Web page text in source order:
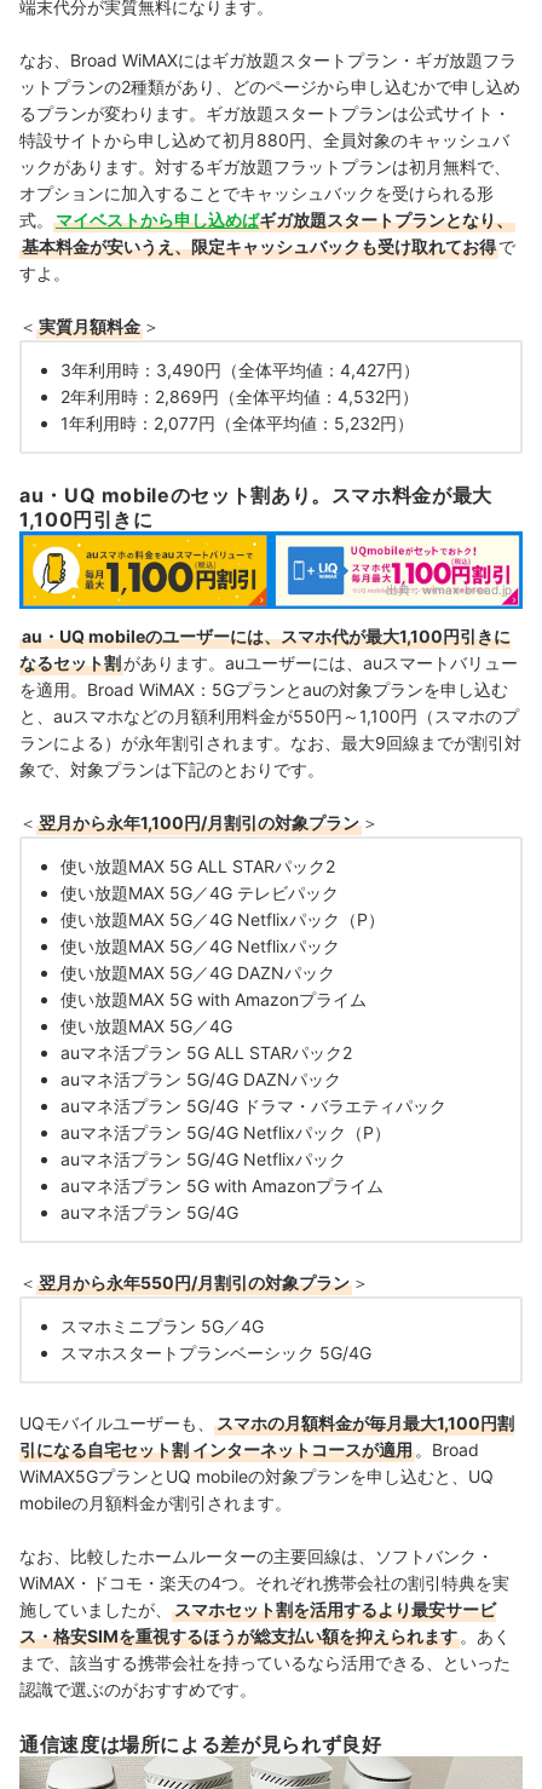
端末代分が実質無料になります。
なお、Broad WiMAXにはギガ放題スタートプラン・ギガ放題フラ
ットプランの2種類があり、どのページから申し込むかで申し込め
るプランが変わります。ギガ放題スタートプランは公式サイト・
特設サイトから申し込めて初月880円、全員対象のキャッシュバ
ックがあります。対するギガ放題フラットプランは初月無料で、
オプションに加入することでキャッシュバックを受けられる形
式。
マイベストから申し込めばギガ放題スタートプランとなり、
基本料金が安いうえ、限定キャッシュバックも受け取れてお得で
すよ。
＜ 実質月額料金 ＞
3年利用時：3,490円（全体平均値：4,427円）
2年利用時：2,869円（全体平均値：4,532円）
1年利用時：2,077円（全体平均値：5,232円）
au・UQ mobileのセット割あり。スマホ料金が最大
1,100円引きに
出典：wimax-broad.jp
au・UQ mobileのユーザーには、スマホ代が最大1,100円引きに
なるセット割があります。 auユーザーには、auスマートバリュー
を適用。Broad WiMAX：5Gプランとauの対象プランを申し込む
と、auスマホなどの月額利用料金が550円～1,100円（スマホのプ
ランによる）が永年割引されます。なお、 最大9回線までが割引対
象で、 対象プランは下記のとおりです。
＜ 翌月から永年1,100円/月割引の対象プラン ＞
使い放題MAX 5G ALL STARパック2
使い放題MAX 5G／4G テレビパック
使い放題MAX 5G／4G Netflixパック（P）
使い放題MAX 5G／4G Netflixパック
使い放題MAX 5G／4G DAZNパック
使い放題MAX 5G with Amazonプライム
使い放題MAX 5G／4G
auマネ活プラン 5G ALL STARパック2
auマネ活プラン 5G/4G DAZNパック
auマネ活プラン 5G/4G ドラマ・バラエティパック
auマネ活プラン 5G/4G Netflixパック（P）
auマネ活プラン 5G/4G Netflixパック
auマネ活プラン 5G with Amazonプライム
auマネ活プラン 5G/4G
＜ 翌月から永年550円/月割引の対象プラン ＞
スマホミニプラン 5G／4G
スマホスタートプランベーシック 5G/4G
UQモバイルユーザーも、
スマホの月額料金が毎月最大1,100円割
引になる自宅セット割 インターネットコースが適用 。 Broad
WiMAX5Gプランと UQ mobileの対象プランを申し込むと、 UQ
mobileの月額料金が割引されます。
なお、比較したホームルーターの主要回線は、ソフトバンク・
WiMAX・ドコモ・楽天の4つ。 それぞれ携帯会社の割引特典を実
施していましたが、
スマホセット割を活用するより最安サービ
ス・格安SIMを重視するほうが総支払い額を抑えられます 。あく
まで、該当する携帯会社を持っているなら活用できる、といった
認識で選ぶのがおすすめです。
通信速度は場所による差が見られず良好